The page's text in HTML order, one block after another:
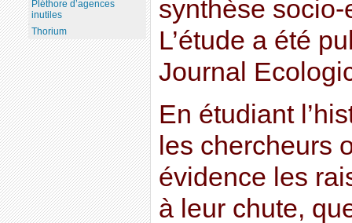
synthèse
L’étude a été
Journal
En étudiant
les chercheurs
évidence les
à leur chute,
Pléthore d’agences
inutiles
Thorium